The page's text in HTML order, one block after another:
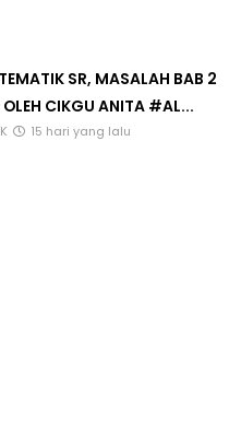
SR, MASALAH BAB 2
CIKGU ANITA #AL...
15 hari yang lalu